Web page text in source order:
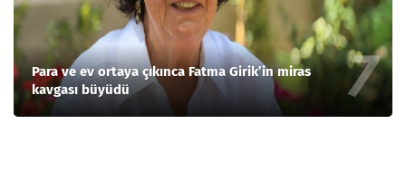
Para ve ev ortaya çıkınca Fatma Girik’in miras
kavgası büyüdü